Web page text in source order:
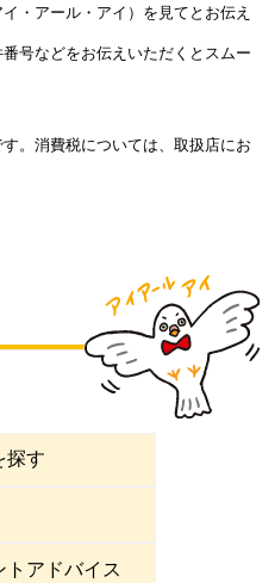
・アール・アイ）を見てとお伝え
号などをお伝えいただくとスムー
。消費税については、取扱店にお
探す
トアドバイス